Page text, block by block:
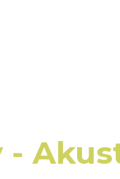
-